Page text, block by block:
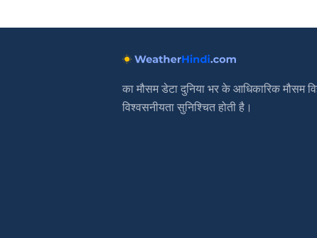
का मौसम डेटा दुनिया भर के आधिकारिक मौसम
विश्वसनीयता सुनिश्चित होती है।